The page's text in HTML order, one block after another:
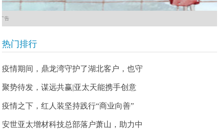
广告
热门排行
疫情期间，鼎龙湾守护了湖北客户，也守
聚势待发，谋远共赢|亚太天能携手创意
疫情之下，红人装坚持践行“商业向善”
安世亚太增材科技总部落户萧山，助力中